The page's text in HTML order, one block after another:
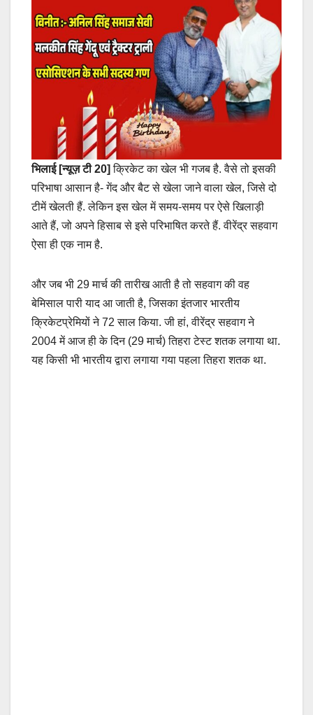
भिलाई [न्यूज़ टी 20]क्रिकेट का खेल भी गजब है. वैसे तो इसकी
परिभाषा आसान है- गेंद और बैट से खेला जाने वाला खेल, जिसे दो
टीमें खेलती हैं. लेकिन इस खेल में समय-समय पर ऐसे खिलाड़ी
आते हैं, जो अपने हिसाब से इसे परिभाषित करते हैं. वीरेंद्र सहवाग
ऐसा ही एक नाम है.
और जब भी 29 मार्च की तारीख आती है तो सहवाग की वह
बेमिसाल पारी याद आ जाती है, जिसका इंतजार भारतीय
क्रिकेटप्रेमियों ने 72 साल किया. जी हां, वीरेंद्र सहवाग ने
2004 में आज ही के दिन (29 मार्च) तिहरा टेस्ट शतक लगाया था.
यह किसी भी भारतीय द्वारा लगाया गया पहला तिहरा शतक था.